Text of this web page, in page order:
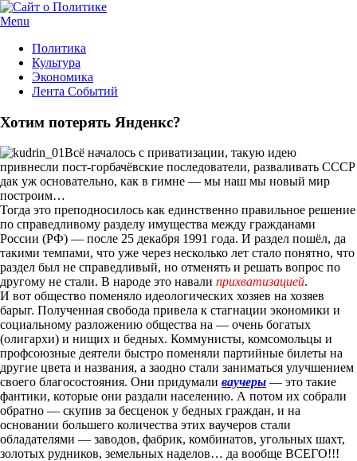
Menu
Политика
Культура
Экономика
Лента Событий
Хотим потерять Янденкс?
Всё началось с приватизации, такую идею
привнесли пост-горбачёвские последователи, разваливать СССР
дак уж основательно, как в гимне — мы наш мы новый мир
построим…
Тогда это преподносилось как единственно правильное решение
по справедливому разделу имущества между гражданами
России (РФ) — после 25 декабря 1991 года. И раздел пошёл, да
такими темпами, что уже через несколько лет стало понятно, что
раздел был не справедливый, но отменять и решать вопрос по
другому не стали. В народе это навали прихватизацией.
И вот общество поменяло идеологических хозяев на хозяев
барыг. Полученная свобода привела к стагнации экономики и
социальному разложению общества на — очень богатых
(олигархи) и нищих и бедных. Коммунисты, комсомольцы и
профсоюзные деятели быстро поменяли партийные билеты на
другие цвета и названия, а заодно стали заниматься улучшением
своего благосостояния. Они придумали ваучеры — это такие
фантики, которые они раздали населению. А потом их собрали
обратно — скупив за бесценок у бедных граждан, и на
основании большего количества этих ваучеров стали
обладателями — заводов, фабрик, комбинатов, угольных шахт,
золотых рудников, земельных наделов… да вообще ВСЕГО!!!